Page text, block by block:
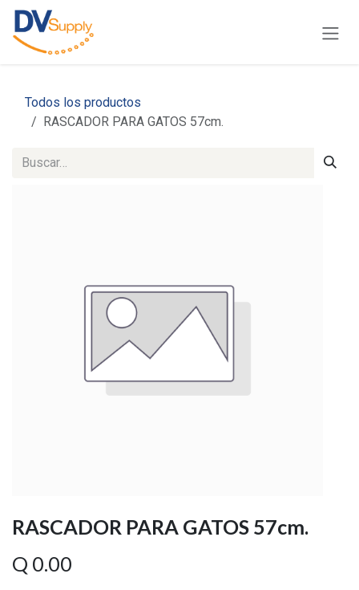
Ir al contenido
Todos los productos
RASCADOR PARA GATOS 57cm.
RASCADOR PARA GATOS 57cm.
Q 0.00